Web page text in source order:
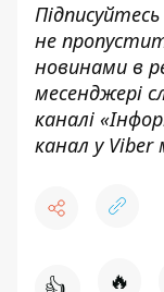
не
новинами в
месенджері
каналі «
канал у
🔥